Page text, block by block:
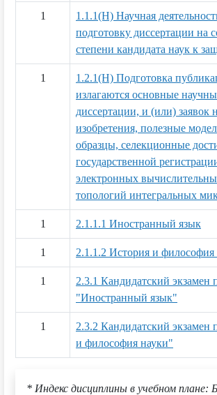
1
1.1.1(Н) Научная
подготовку диссертации на
степени кандидата наук к
1
1.2.1(Н) Подготовка
излагаются основные
диссертации, и (или) заявок
изобретения, полезные
образцы, селекционные
государственной
электронных
топологий интегральных
1 2.1.1.1 Иностранный язык
1 2.1.1.2 История и философия
1
2.3.1 Кандидатский экзамен
"Иностранный язык"
1
2.3.2 Кандидатский
и философия науки"
* Индекс дисциплины в учебном плане: